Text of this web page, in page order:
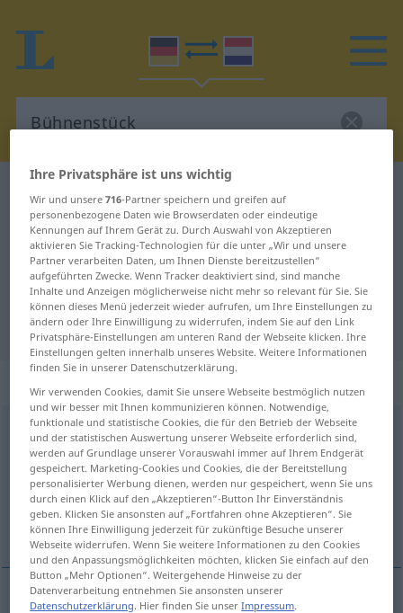
Deutsch-Niederländisch
Übersetzung für "Bühnenstück"
"Bühnenstück" Niederländisch
Übersetzung
„Bühnenstück“ : Neutrum, sächlich
Bühnenstückn
Übersicht aller Übersetzungen
(Für mehr Details die Übersetzung anklicken/antippen)
het toneelstuk
Ihre Privatsphäre ist uns wichtig
Wir und unsere716-Partner speichern und greifen auf
personenbezogene Daten wie Browserdaten oder eindeutige
Kennungen auf Ihrem Gerät zu. Durch Auswahl von Akzeptieren
aktivieren Sie Tracking-Technologien für die unter „Wir und unsere
Partner verarbeiten Daten, um Ihnen Dienste bereitzustellen“
aufgeführten Zwecke. Wenn Tracker deaktiviert sind, sind manche
Inhalte und Anzeigen möglicherweise nicht mehr so relevant für Sie. Sie
können dieses Menü jederzeit wieder aufrufen, um Ihre Einstellungen zu
ändern oder Ihre Einwilligung zu widerrufen, indem Sie auf den Link
Privatsphäre-Einstellungen am unteren Rand der Webseite klicken. Ihre
Einstellungen gelten innerhalb unseres Website. Weitere Informationen
finden Sie in unserer Datenschutzerklärung.
Wir verwenden Cookies, damit Sie unsere Webseite bestmöglich nutzen
und wir besser mit Ihnen kommunizieren können. Notwendige,
funktionale und statistische Cookies, die für den Betrieb der Webseite
und der statistischen Auswertung unserer Webseite erforderlich sind,
werden auf Grundlage unserer Vorauswahl immer auf Ihrem Endgerät
gespeichert. Marketing-Cookies und Cookies, die der Bereitstellung
personalisierter Werbung dienen, werden nur gespeichert, wenn Sie uns
durch einen Klick auf den „Akzeptieren“-Button Ihr Einverständnis
geben. Klicken Sie ansonsten auf „Fortfahren ohne Akzeptieren“. Sie
können Ihre Einwilligung jederzeit für zukünftige Besuche unserer
Webseite widerrufen. Wenn Sie weitere Informationen zu den Cookies
und den Anpassungsmöglichkeiten möchten, klicken Sie einfach auf den
Button „Mehr Optionen“. Weitergehende Hinweise zu der
Datenverarbeitung entnehmen Sie ansonsten unserer
Datenschutzerklärung. Hier finden Sie unserImpressum.